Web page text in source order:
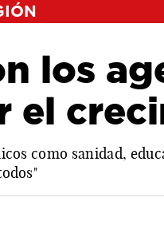
los
el
como sanidad,